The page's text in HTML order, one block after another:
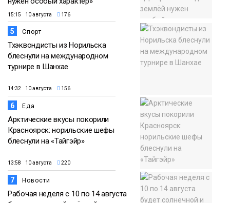
15:15 10 августа 176
5 Спорт
Тхэквондисты из Норильска
блеснули на международном
турнире в Шанхае
14:32 10 августа 156
6 Еда
Арктические вкусы покорили
Красноярск: норильские шефы
блеснули на «Тайгэйр»
13:58 10 августа 220
7 Новости
Рабочая неделя с 10 по 14 августа